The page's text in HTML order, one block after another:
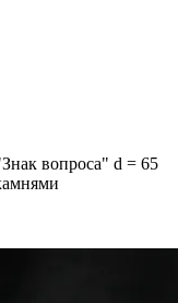
вопроса" d = 65